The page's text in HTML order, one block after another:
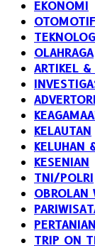
EKONOMI
OTOMOTIF
OLAHRAGA
ARTIKEL
KELAUTAN
KELUHAN
KESENIAN
TNI/POLRI
OBROLAN
PERTANIAN
TRIP ON